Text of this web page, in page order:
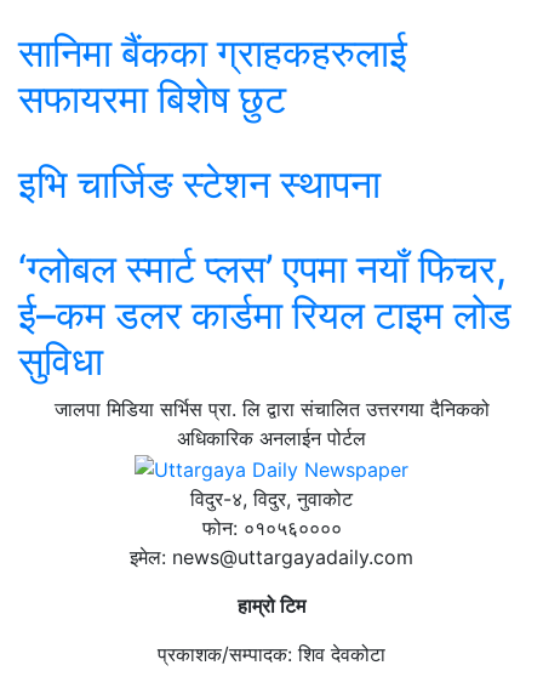
सानिमा बैंकका ग्राहकहरुलाई
सफायरमा बिशेष छुट
इभि चार्जिङ स्टेशन स्थापना
‘ग्लोबल स्मार्ट प्लस’ एपमा नयाँ फिचर,
ई–कम डलर कार्डमा रियल टाइम लोड
सुविधा
जालपा मिडिया सर्भिस प्रा. लि द्वारा संचालित उत्तरगया दैनिकको
अधिकारिक अनलाईन पोर्टल
विदुर-४, विदुर, नुवाकोट
फोन: ०१०५६००००
इमेल: news@uttargayadaily.com
हाम्रो टिम
प्रकाशक/सम्पादक: शिव देवकोटा